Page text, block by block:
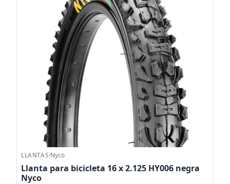
LLANTAS·Nyco
Llanta para bicicleta 16 x 2.125 HY006 negra
Nyco